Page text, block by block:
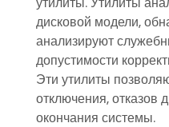
дисковой модели,
анализируют
допустимости
Эти утилиты
отключения, отказов
окончания системы.